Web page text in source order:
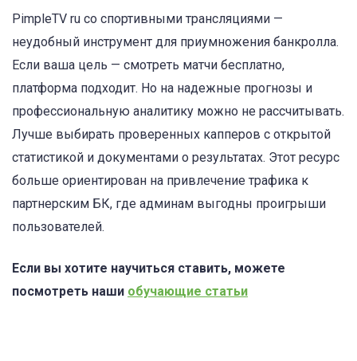
PimpleTV ru со спортивными трансляциями —
неудобный инструмент для приумножения банкролла.
Если ваша цель — смотреть матчи бесплатно,
платформа подходит. Но на надежные прогнозы и
профессиональную аналитику можно не рассчитывать.
Лучше выбирать проверенных капперов с открытой
статистикой и документами о результатах. Этот ресурс
больше ориентирован на привлечение трафика к
партнерским БК, где админам выгодны проигрыши
пользователей.
Если вы хотите научиться ставить, можете
посмотреть наши обучающие статьи